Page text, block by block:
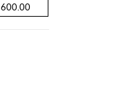
600.00